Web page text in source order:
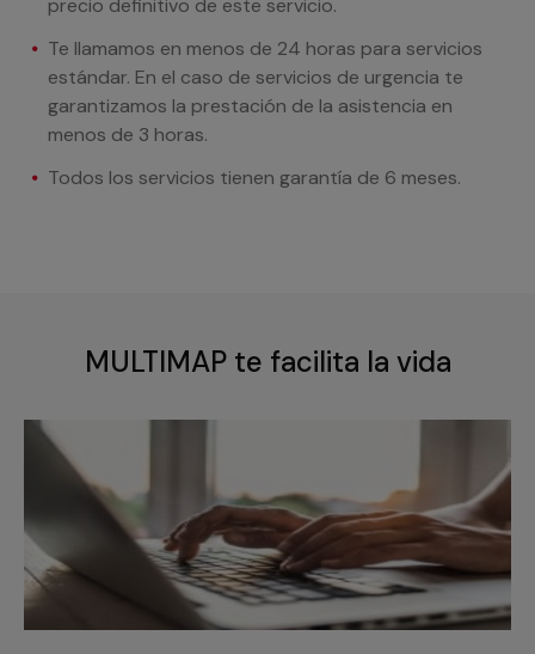
Te llamamos en menos de 24 horas para servicios
estándar. En el caso de servicios de urgencia te
garantizamos la prestación de la asistencia en
menos de 3 horas.
Todos los servicios tienen garantía de 6 meses.
MULTIMAP te facilita la vida